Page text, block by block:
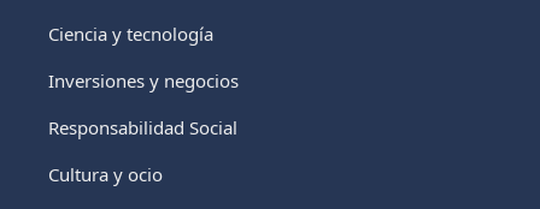
Ciencia y tecnología
Inversiones y negocios
Responsabilidad Social
Cultura y ocio